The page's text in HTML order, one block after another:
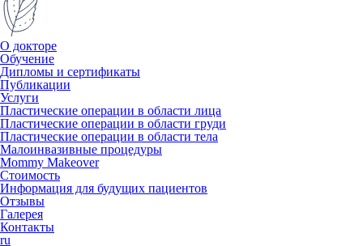
О докторе
Обучение
Дипломы и сертификаты
Публикации
Услуги
Пластические операции в области лица
Пластические операции в области груди
Пластические операции в области тела
Малоинвазивные процедуры
Mommy Makeover
Стоимость
Информация для будущих пациентов
Отзывы
Галерея
Контакты
ru